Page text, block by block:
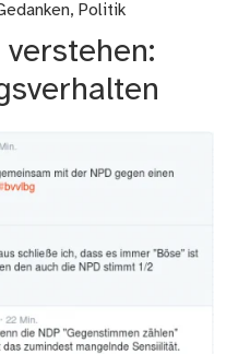
, Politik